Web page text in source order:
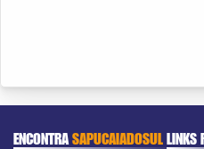
ENCONTRASAPUCAIADOSULLINKS